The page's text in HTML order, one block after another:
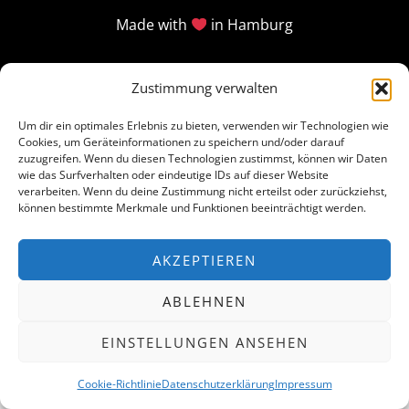
Zustimmung verwalten
Um dir ein optimales Erlebnis zu bieten, verwenden wir Technologien wie
Cookies, um Geräteinformationen zu speichern und/oder darauf
zuzugreifen. Wenn du diesen Technologien zustimmst, können wir Daten
wie das Surfverhalten oder eindeutige IDs auf dieser Website
verarbeiten. Wenn du deine Zustimmung nicht erteilst oder zurückziehst,
können bestimmte Merkmale und Funktionen beeinträchtigt werden.
AKZEPTIEREN
ABLEHNEN
EINSTELLUNGEN ANSEHEN
Cookie-RichtlinieDatenschutzerklärungImpressum
Made with in Hamburg